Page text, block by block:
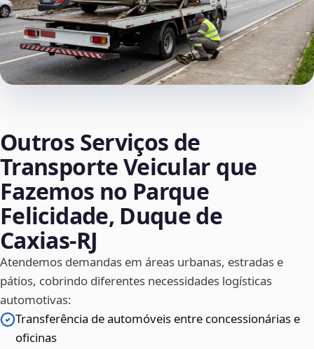
Outros Serviços de
Transporte Veicular que
Fazemos no Parque
Felicidade, Duque de
Caxias‑RJ
Atendemos demandas em áreas urbanas, estradas e
pátios, cobrindo diferentes necessidades logísticas
automotivas:
Transferência de automóveis entre concessionárias e
oficinas